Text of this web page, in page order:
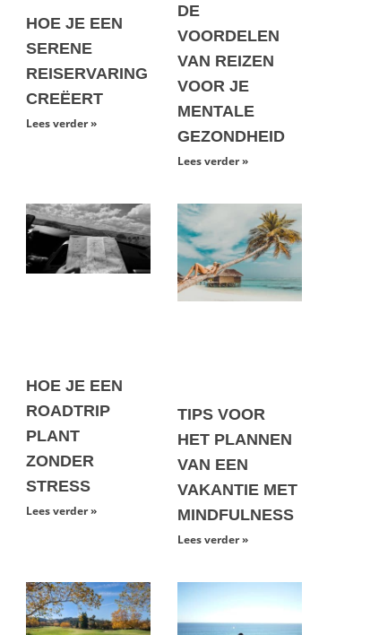
HOE JE EEN
SERENE
REISERVARING
CREËERT
Lees verder »
DE
VOORDELEN
VAN REIZEN
VOOR JE
MENTALE
GEZONDHEID
Lees verder »
HOE JE EEN
ROADTRIP
PLANT
ZONDER
STRESS
Lees verder »
TIPS VOOR
HET PLANNEN
VAN EEN
VAKANTIE MET
MINDFULNESS
Lees verder »